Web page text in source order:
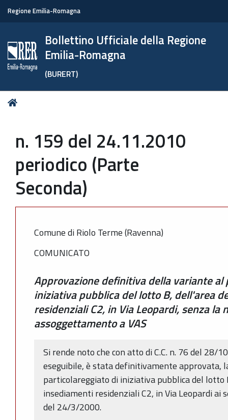
Regione Emilia-Romagna
Bollettino Ufficiale della Regione
Emilia-Romagna
(BURERT)
Tu
n. 159 del 24.11.2010
periodico (Parte
Seconda)
Comune di Riolo Terme (Ravenna)
COMUNICATO
Approvazione definitiva della variante
iniziativa pubblica del lotto B, dell'area
residenziali C2, in Via Leopardi, senza la
assoggettamento a VAS
Si rende noto che con atto di C.C. n. 76 del 28/
eseguibile, è stata definitivamente approvata,
particolareggiato di iniziativa pubblica del lotto
insediamenti residenziali C2, in Via Leopardi ai
del 24/3/2000.